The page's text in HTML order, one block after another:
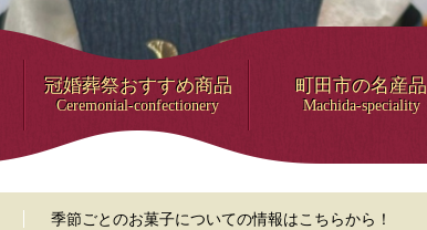
冠婚葬祭おすすめ商品
Ceremonial-confectionery
町田市の名産品
Machida-speciality
季節ごとのお菓子についての情報はこちらから！